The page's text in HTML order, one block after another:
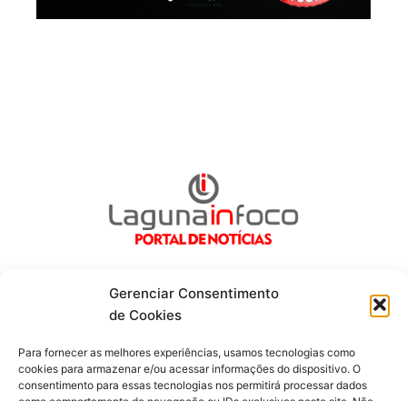
Gerenciar Consentimento
de Cookies
Para fornecer as melhores experiências, usamos tecnologias como
cookies para armazenar e/ou acessar informações do dispositivo. O
consentimento para essas tecnologias nos permitirá processar dados
Siga-nos